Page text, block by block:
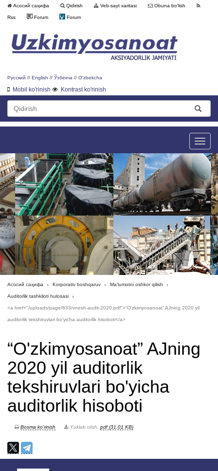
Асосий саҳифа Qidirish Veb-sayt xaritasi Obuna bo'lish
Rss Forum Forum
Русский // English // Ўзбекча // O'zbekcha
Mobil ko'rinish Kontrast ko'rinish
Toggle
Асосий саҳифа Korporativ boshqaruv Ma'lumotni oshkor qilish
Auditorlik tashkiloti hulosasi
<a href="/uploads/page/833/vnesh-audit-2020.pdf">“O'zkimyosanoat” AJning 2020 yil
auditorlik tekshiruvlari bo'yicha auditorlik hisoboti</a>
“O'zkimyosanoat” AJning
2020 yil auditorlik
tekshiruvlari bo'yicha
auditorlik hisoboti
Bosma ko'rinish Yuklab olish: pdf (31.01 KB)